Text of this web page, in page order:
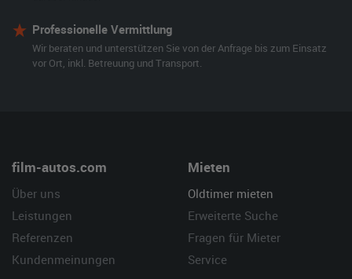
Professionelle Vermittlung
Wir beraten und unterstützen Sie von der Anfrage bis zum Einsatz
vor Ort, inkl. Betreuung und Transport.
film-autos.com
Über uns
Leistungen
Referenzen
Kundenmeinungen
Mieten
Oldtimer mieten
Erweiterte Suche
Fragen für Mieter
Service